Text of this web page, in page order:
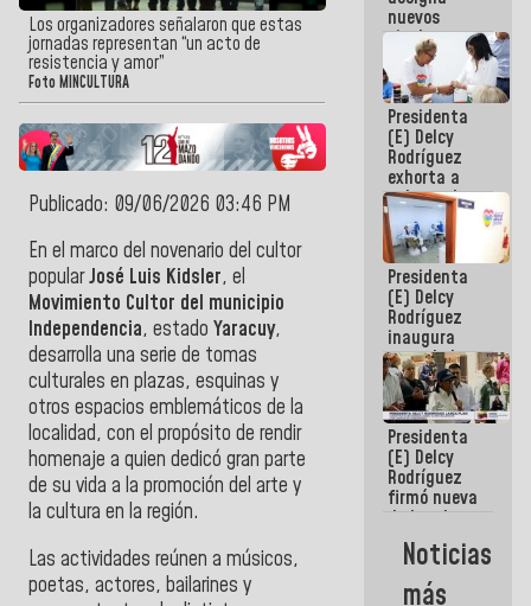
Los organizadores señalaron que estas
jornadas representan “un acto de
resistencia y amor”
Foto MINCULTURA
Publicado: 09/06/2026 03:46 PM
En el marco del novenario del cultor
popularJosé Luis Kidsler, el
Movimiento Cultor del municipio
Independencia, estado Yaracuy,
desarrolla una serie de tomas
culturales en plazas, esquinas y
otros espacios emblemáticos de la
localidad, con el propósito de rendir
homenaje a quien dedicó gran parte
de su vida a la promoción del arte y
la cultura en la región.
Las actividades reúnen a músicos,
poetas, actores, bailarines y
nuevos
titulares en
Viceministerio
de Energía
Eléctrica y
CORPOELEC
Presidenta
(E) Delcy
Rodríguez
exhorta a
gobernadores
y alcaldes a
edificar
casas para
abuelos
Presidenta
(E) Delcy
Rodríguez
inaugura
casa de los
Abuelos
Primavera
en Caracas
Presidenta
(E) Delcy
Rodríguez
firmó nueva
de Ley de
Arrendamiento
aprobada
por la AN
Noticias
más